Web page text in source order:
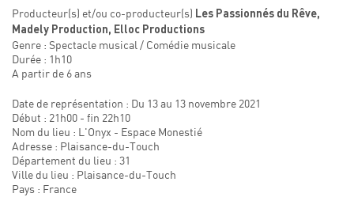
Producteur(s) et/ou co-producteur(s) Les Passionnés du Rêve,
Madely Production, Elloc Productions
Genre : Spectacle musical / Comédie musicale
Durée : 1h10
A partir de 6 ans
Date de représentation : Du 13 au 13 novembre 2021
Début : 21h00 - fin 22h10
Nom du lieu : L'Onyx - Espace Monestié
Adresse : Plaisance-du-Touch
Département du lieu : 31
Ville du lieu : Plaisance-du-Touch
Pays : France